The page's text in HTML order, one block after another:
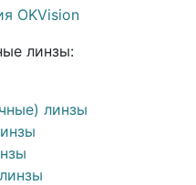
OKVision
линзы:
линзы